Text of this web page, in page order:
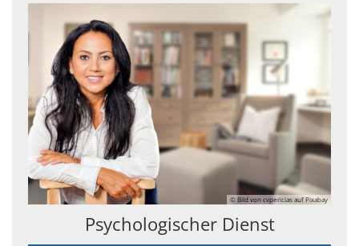
© Bild von cvpericias auf Pixabay
Psychologischer Dienst